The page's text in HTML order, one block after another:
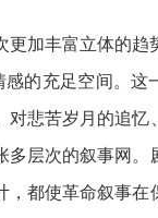
加丰富立体的趋
的充足空间。这
悲苦岁月的追
层次的叙事网
都使革命叙事